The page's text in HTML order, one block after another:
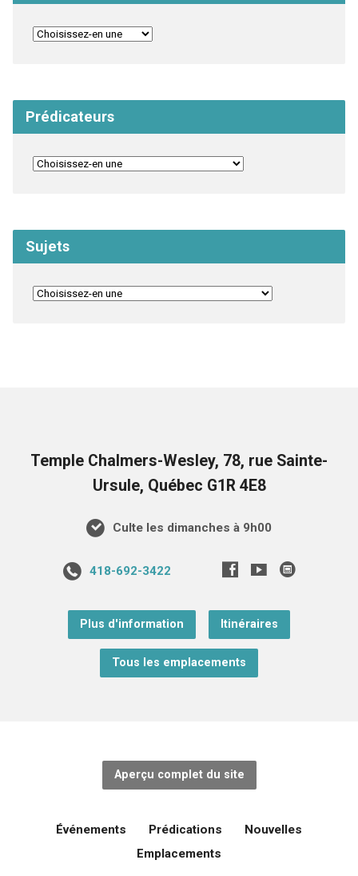
Prédicateurs
Sujets
Temple Chalmers-Wesley, 78, rue Sainte-
Ursule, Québec G1R 4E8
Culte les dimanches à 9h00
418-692-3422
Plus d'information Itinéraires
Tous les emplacements
Aperçu complet du site
Événements Prédications
Nouvelles
Emplacements